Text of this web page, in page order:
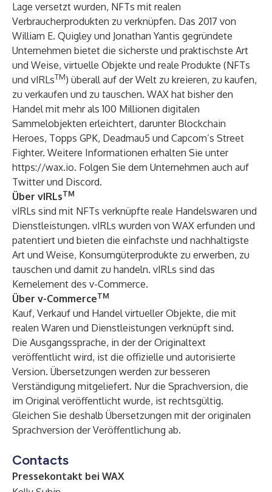
Lage versetzt wurden, NFTs mit realen
Verbraucherprodukten zu verknüpfen. Das 2017 von
William E. Quigley und Jonathan Yantis gegründete
Unternehmen bietet die sicherste und praktischste Art
und Weise, virtuelle Objekte und reale Produkte (NFTs
und vIRLsTM) überall auf der Welt zu kreieren, zu kaufen,
zu verkaufen und zu tauschen. WAX hat bisher den
Handel mit mehr als 100 Millionen digitalen
Sammelobjekten erleichtert, darunter Blockchain
Heroes, Topps GPK, Deadmau5 und Capcom’s Street
Fighter. Weitere Informationen erhalten Sie unter
https://wax.io. Folgen Sie dem Unternehmen auch auf
Twitterund Discord.
Über vIRLsTM
vIRLs sind mit NFTs verknüpfte reale Handelswaren und
Dienstleistungen. vIRLs wurden von WAX erfunden und
patentiert und bieten die einfachste und nachhaltigste
Art und Weise, Konsumgüterprodukte zu erwerben, zu
tauschen und damit zu handeln. vIRLs sind das
Kernelement des v-Commerce.
Über v-CommerceTM
Kauf, Verkauf und Handel virtueller Objekte, die mit
realen Waren und Dienstleistungen verknüpft sind.
Die Ausgangssprache, in der der Originaltext
veröffentlicht wird, ist die offizielle und autorisierte
Version. Übersetzungen werden zur besseren
Verständigung mitgeliefert. Nur die Sprachversion, die
im Original veröffentlicht wurde, ist rechtsgültig.
Gleichen Sie deshalb Übersetzungen mit der originalen
Sprachversion der Veröffentlichung ab.
Contacts
Pressekontakt bei WAX